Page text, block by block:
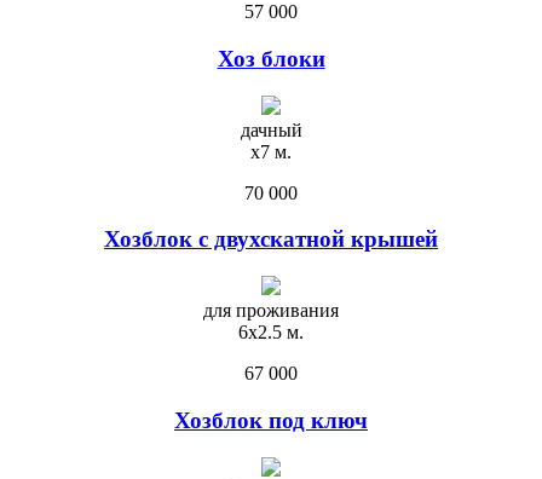
57 000
Хоз блоки
дачный
х7 м.
70 000
Хозблок с двухскатной крышей
для проживания
6х2.5 м.
67 000
Хозблок под ключ